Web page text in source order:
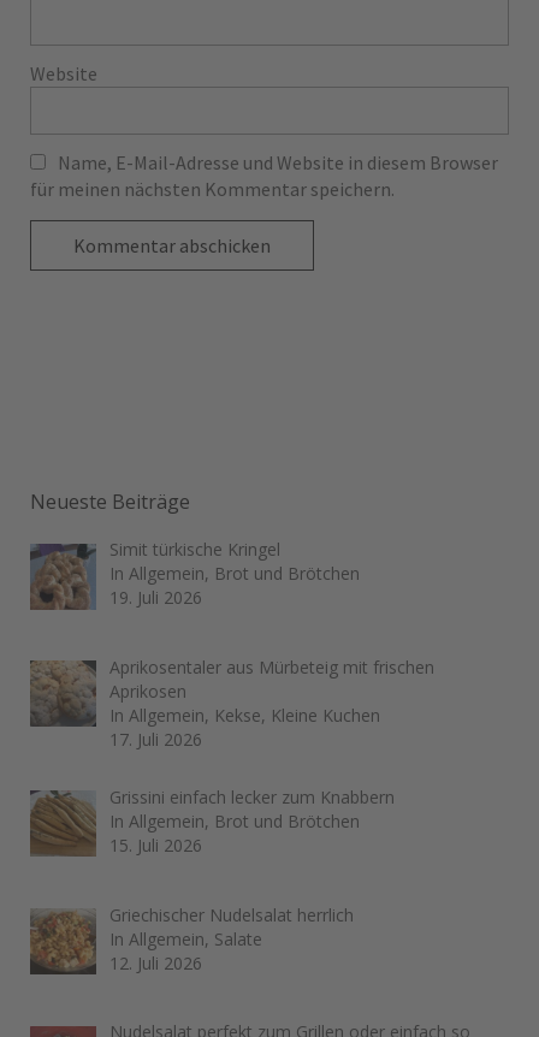
Website
Name, E-Mail-Adresse und Website in diesem Browser
für meinen nächsten Kommentar speichern.
Neueste Beiträge
Simit türkische Kringel
In Allgemein, Brot und Brötchen
19. Juli 2026
Aprikosentaler aus Mürbeteig mit frischen
Aprikosen
In Allgemein, Kekse, Kleine Kuchen
17. Juli 2026
Grissini einfach lecker zum Knabbern
In Allgemein, Brot und Brötchen
15. Juli 2026
Griechischer Nudelsalat herrlich
In Allgemein, Salate
12. Juli 2026
Nudelsalat perfekt zum Grillen oder einfach so